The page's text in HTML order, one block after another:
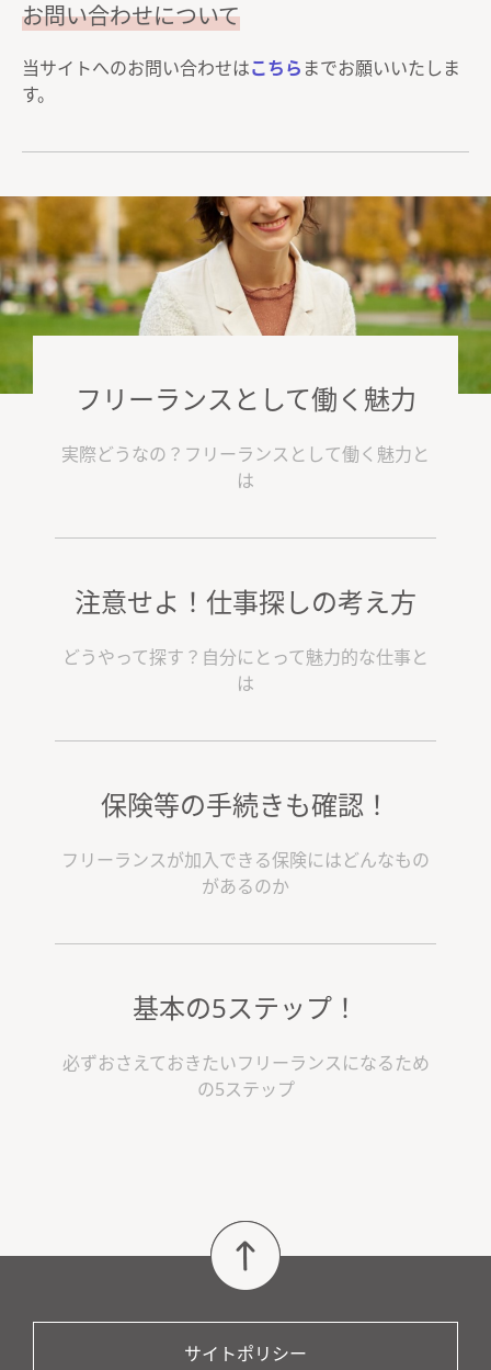
お問い合わせについて
当サイトへのお問い合わせはこちら までお願いいたしま
す。
フリーランスとして働く魅力
実際どうなの？フリーランスとして働く魅力と
は
注意せよ！仕事探しの考え方
どうやって探す？自分にとって魅力的な仕事と
は
保険等の手続きも確認！
フリーランスが加入できる保険にはどんなもの
があるのか
基本の5ステップ！
必ずおさえておきたいフリーランスになるため
の5ステップ
サイトポリシー